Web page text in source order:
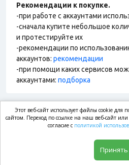
Рекомендации к покупке.
-при работе с аккаунтами
-сначала купите небольшое
и протестируйте их
-рекомендации по
аккаунтов: рекомендации
-при помощи каких сервисов
аккаунтами: подборка
market.com
Этот веб-сайт использует файлы cookie для
сайтом. Переход по ссылке на наш веб-сайт
согласие с политикой
Принять